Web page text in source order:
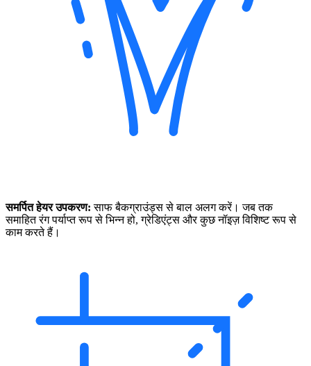
समर्पित हेयर उपकरण:साफ बैकग्राउंड्स से बाल अलग करें। जब तक
समाहित रंग पर्याप्त रूप से भिन्न हो, ग्रेडिएंट्स और कुछ नॉइज़ विशिष्ट रूप से
काम करते हैं।